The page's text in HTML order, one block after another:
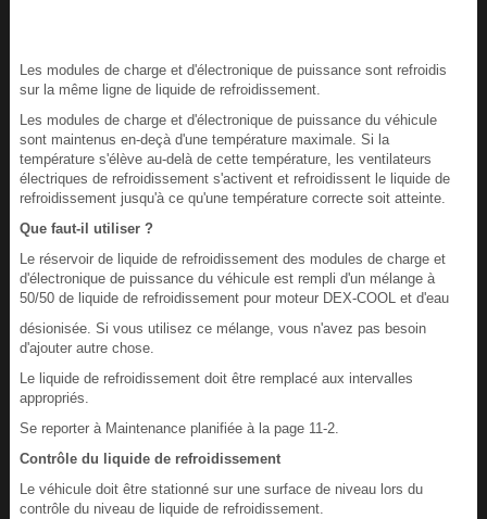
Les modules de charge et d'électronique de puissance sont refroidis
sur la même ligne de liquide de refroidissement.
Les modules de charge et d'électronique de puissance du véhicule
sont maintenus en-deçà d'une température maximale. Si la
température s'élève au-delà de cette température, les ventilateurs
électriques de refroidissement s'activent et refroidissent le liquide de
refroidissement jusqu'à ce qu'une température correcte soit atteinte.
Que faut-il utiliser ?
Le réservoir de liquide de refroidissement des modules de charge et
d'électronique de puissance du véhicule est rempli d'un mélange à
50/50 de liquide de refroidissement pour moteur DEX-COOL et d'eau
désionisée. Si vous utilisez ce mélange, vous n'avez pas besoin
d'ajouter autre chose.
Le liquide de refroidissement doit être remplacé aux intervalles
appropriés.
Se reporter à Maintenance planifiée à la page 11‑2.
Contrôle du liquide de refroidissement
Le véhicule doit être stationné sur une surface de niveau lors du
contrôle du niveau de liquide de refroidissement.